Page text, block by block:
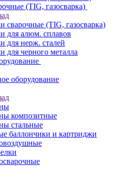
(TIG, газосварка)
сварочные (TIG, газосварка)
для алюм. сплавов
для нерж. сталей
для черного металла
оборудование
композитные
стальные
баллончики и картриджи